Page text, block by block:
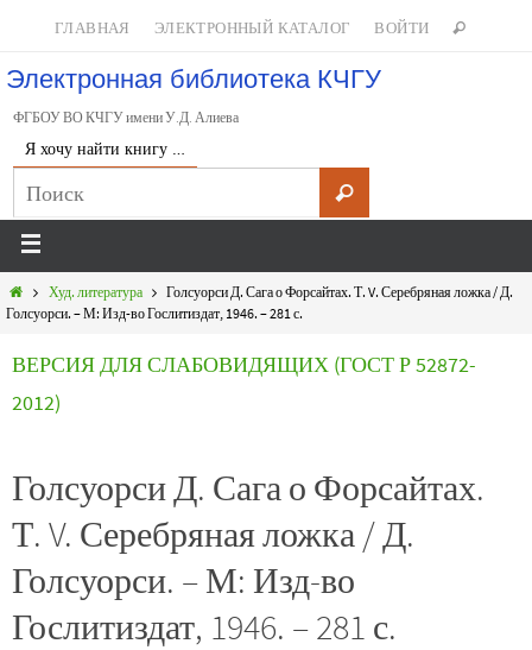
ГЛАВНАЯ ЭЛЕКТРОННЫЙ КАТАЛОГ ВОЙТИ
Электронная библиотека КЧГУ
ФГБОУ ВО КЧГУ имени У.Д. Алиева
Я хочу найти книгу …
Худ. литература
Голсуорси Д. Сага о Форсайтах. Т. V. Серебряная ложка / Д.
Голсуорси. – М: Изд-во Гослитиздат, 1946. – 281 с.
ВЕРСИЯ ДЛЯ СЛАБОВИДЯЩИХ (ГОСТ Р 52872-
2012)
Голсуорси Д. Сага о Форсайтах.
Т. V. Серебряная ложка / Д.
Голсуорси. – М: Изд-во
Гослитиздат, 1946. – 281 с.